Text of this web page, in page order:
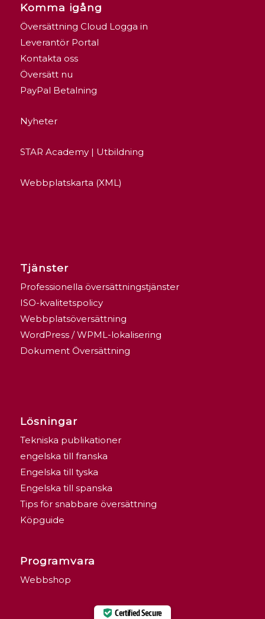
Komma igång
Översättning Cloud Logga in
Leverantör Portal
Kontakta oss
Översätt nu
PayPal Betalning
Nyheter
STAR Academy | Utbildning
Webbplatskarta (XML)
Tjänster
Professionella översättningstjänster
ISO-kvalitetspolicy
Webbplatsöversättning
WordPress / WPML-lokalisering
Dokument Översättning
Lösningar
Tekniska publikationer
engelska till franska
Engelska till tyska
Engelska till spanska
Tips för snabbare översättning
Köpguide
Programvara
Webbshop
Certified Secure